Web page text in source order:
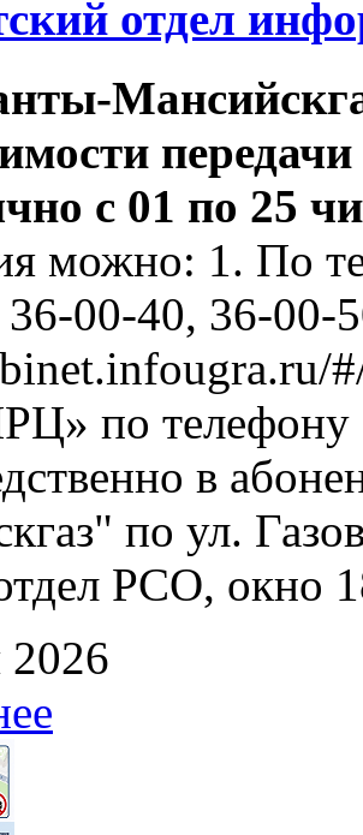
отдел
с 01 по 25
можно: 1. По
00-40, 36-00-
по телефону
в
по ул.
РСО, окно